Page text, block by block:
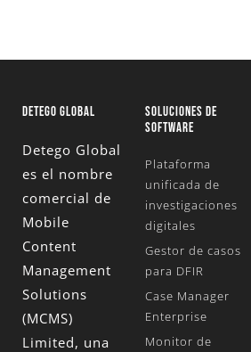
DETEGO GLOBAL
Detego Global
es el nombre
comercial de
Mobile
Content
Management
Solutions
(MCMS)
Limited, una
SOLUCIONES DE
SOFTWARE
Plataforma
unificada de
investigaciones
digitales
Gestor de casos
para DFIR
Case Manager
Enterprise
Monitor de